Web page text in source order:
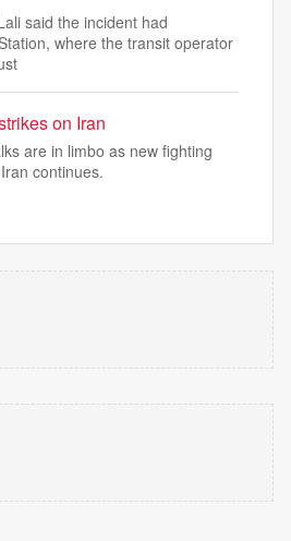
said the incident had
where the transit operator
on Iran
are in limbo as new fighting
continues.